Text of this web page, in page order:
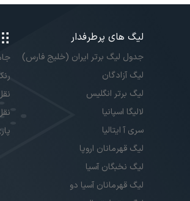
لیگ های پرطرفدار
جدول لیگ برتر ایران (خلیج فارس)
لیگ آزادگان
لیگ برتر انگلیس
لالیگا اسپانیا
سری آ ایتالیا
لیگ قهرمانان اروپا
لیگ نخبگان آسیا
لیگ قهرمانان آسیا دو